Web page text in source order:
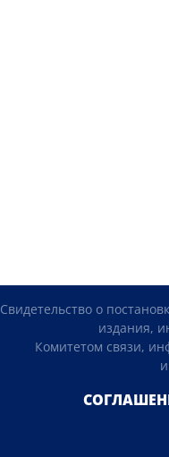
Свидетельство о
издания,
Комитетом связи,